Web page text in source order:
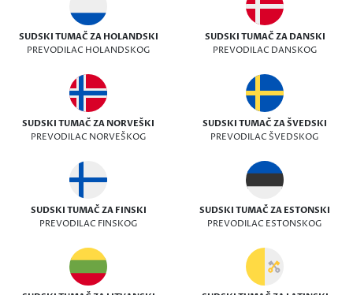
SUDSKI TUMAČ ZA HOLANDSKI
PREVODILAC HOLANDSKOG
SUDSKI TUMAČ ZA DANSKI
PREVODILAC DANSKOG
SUDSKI TUMAČ ZA NORVEŠKI
PREVODILAC NORVEŠKOG
SUDSKI TUMAČ ZA ŠVEDSKI
PREVODILAC ŠVEDSKOG
SUDSKI TUMAČ ZA FINSKI
PREVODILAC FINSKOG
SUDSKI TUMAČ ZA ESTONSKI
PREVODILAC ESTONSKOG